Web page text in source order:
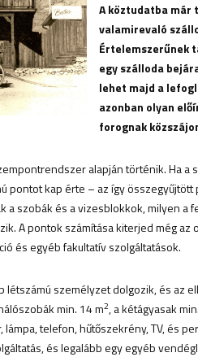
A köztudatba már
valamirevaló
Értelemszerűnek
egy szálloda
lehet majd a
azonban olyan
forognak
alapján történik. Ha
pontot kap érte – az így összegyűjtött
a szobák és a vizesblokkok, milyen
A pontok számítása kiterjed még az
és egyéb fakultatív szolgáltatások.
személyzet dolgozik, és az
min. 14 m2, a kétágyasak
telefon, hűtőszekrény, TV, és
és legalább egy egyéb